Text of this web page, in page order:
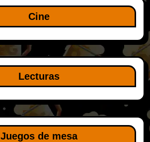
Cine
Lecturas
Juegos de mesa